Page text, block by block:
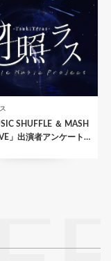
SHUFFLE ＆ MASH
」出演者アンケート…